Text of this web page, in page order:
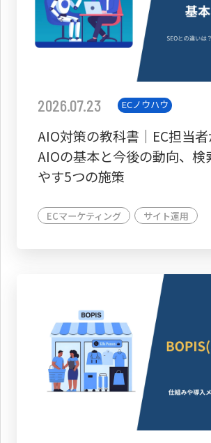
2026.07.23 ECノウハウ
AIO対策の教科書│EC担当
AIOの基本と今後の動向、検
やす5つの施策
ECマーケティング サイト運用